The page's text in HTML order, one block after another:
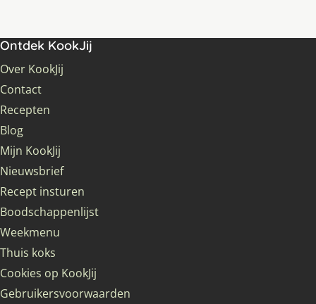
Ontdek KookJij
Over KookJij
Contact
Recepten
Blog
Mijn KookJij
Nieuwsbrief
Recept insturen
Boodschappenlijst
Weekmenu
Thuis koks
Cookies op KookJij
Gebruikersvoorwaarden